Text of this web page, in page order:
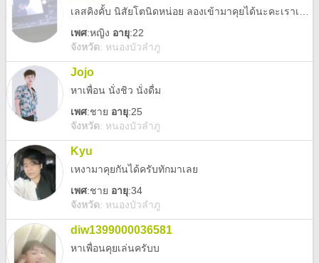
เพศ:หญิง อายุ:22
จังหวัด: หนองบัวลำภู
Jojo
หาเพื่อน​ นั่งชิว นั่งดื่ม
เพศ:ชาย อายุ:25
จังหวัด: หนองบัวลำภู
Kyu
เหงามาคุยกันได้ครับทักมาเลย
เพศ:ชาย อายุ:34
จังหวัด: หนองบัวลำภู
diw1399000036581
หาเพื่อนคุยเล่นครับบ